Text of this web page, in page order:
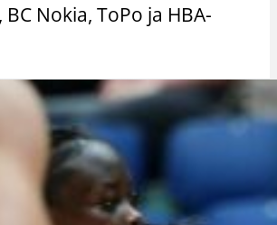
BC Nokia, ToPo ja HBA-